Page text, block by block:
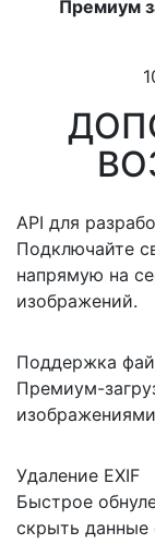
Премиум
API для
Подключайте
напрямую на
изображений.
Поддержка
Премиум-
Удаление EXIF
Быстрое
скрыть данные